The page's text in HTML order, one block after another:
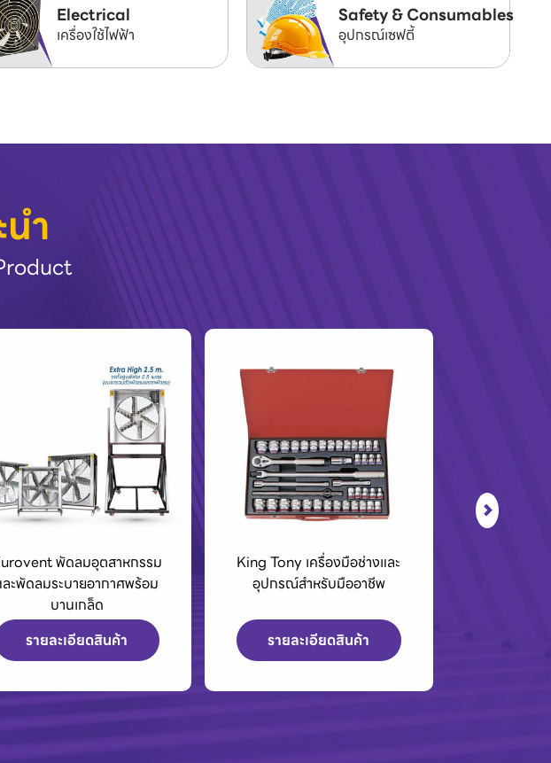
Electrical
เครื่องใช้ไฟฟ้า
Safety & Consumables
อุปกรณ์เซฟตี้
ำ
Tony เครื่องมือช่างและ
อุปกรณ์สำหรับมืออาชีพ
รายละเอียดสินค้า
BCC01 กล่องชาร์จแบตเตอรี่
40Vmax XGT
รายละเอียดสินค้า